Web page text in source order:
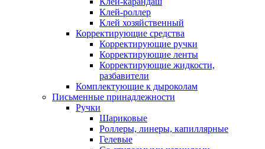
Клей-роллер
Клей хозяйственный
Корректирующие средства
Корректирующие ручки
Корректирующие ленты
Корректирующие жидкости,
разбавители
Комплектующие к дыроколам
Письменные принадлежности
Ручки
Шариковые
Роллеры, линеры, капиллярные
Гелевые